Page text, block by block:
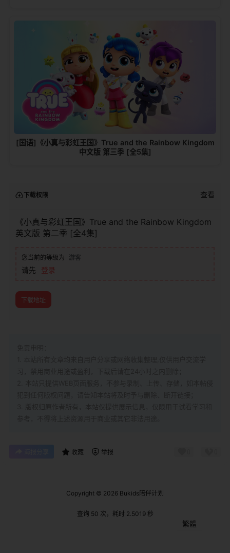
[国语]《小真与彩虹王国》True and the Rainbow Kingdom
中文版 第三季 [全5集]
下载权限 查看
《小真与彩虹王国》True and the Rainbow Kingdom
英文版 第二季 [全4集]
您当前的等级为 游客
请先 登录
下载地址
收藏 举报
Copyright © 2026 Bukids陪伴计划
查询 50 次，耗时 2.5019 秒
繁體